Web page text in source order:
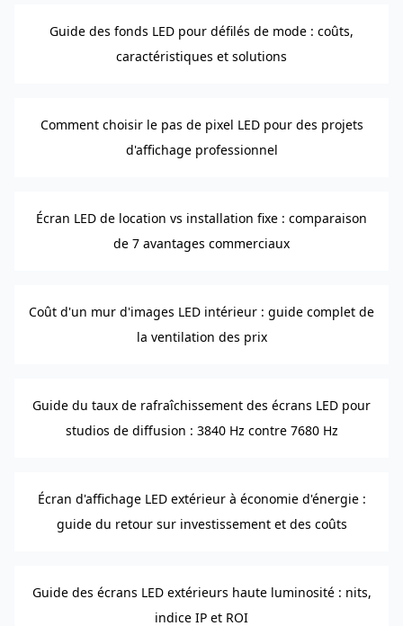
Guide des fonds LED pour défilés de mode : coûts,
caractéristiques et solutions
Comment choisir le pas de pixel LED pour des projets
d'affichage professionnel
Écran LED de location vs installation fixe : comparaison
de 7 avantages commerciaux
Coût d'un mur d'images LED intérieur : guide complet de
la ventilation des prix
Guide du taux de rafraîchissement des écrans LED pour
studios de diffusion : 3840 Hz contre 7680 Hz
Écran d'affichage LED extérieur à économie d'énergie :
guide du retour sur investissement et des coûts
Guide des écrans LED extérieurs haute luminosité : nits,
indice IP et ROI